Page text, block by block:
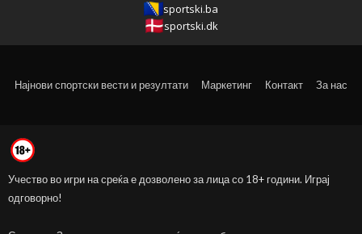
sportski.ba
sportski.dk
Најнови спортски вести и резултати Маркетинг Контакт За нас
Учество во игри на среќа е дозволено за лица со 18+ години. Играј
одговорно!